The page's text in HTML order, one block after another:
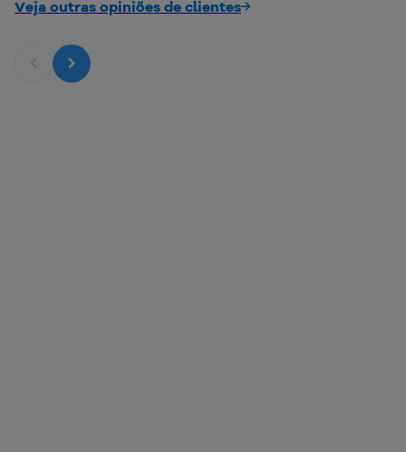
Veja outras opiniões de clientes